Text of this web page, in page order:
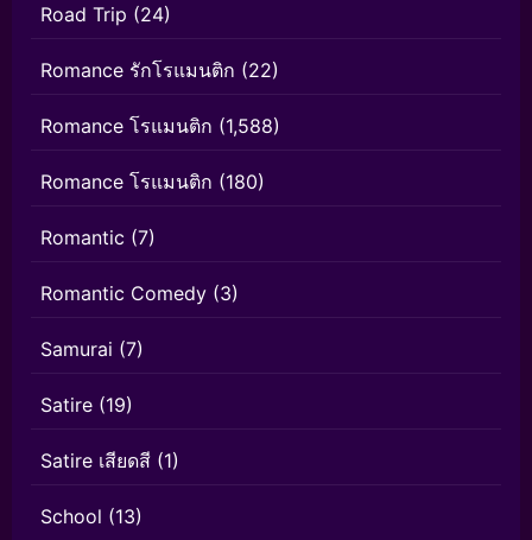
Road Trip (24)
Romance รักโรแมนติก (22)
Romance โรแมนติก (1,588)
Romance โรแมนติก (180)
Romantic (7)
Romantic Comedy (3)
Samurai (7)
Satire (19)
Satire เสียดสี (1)
School (13)